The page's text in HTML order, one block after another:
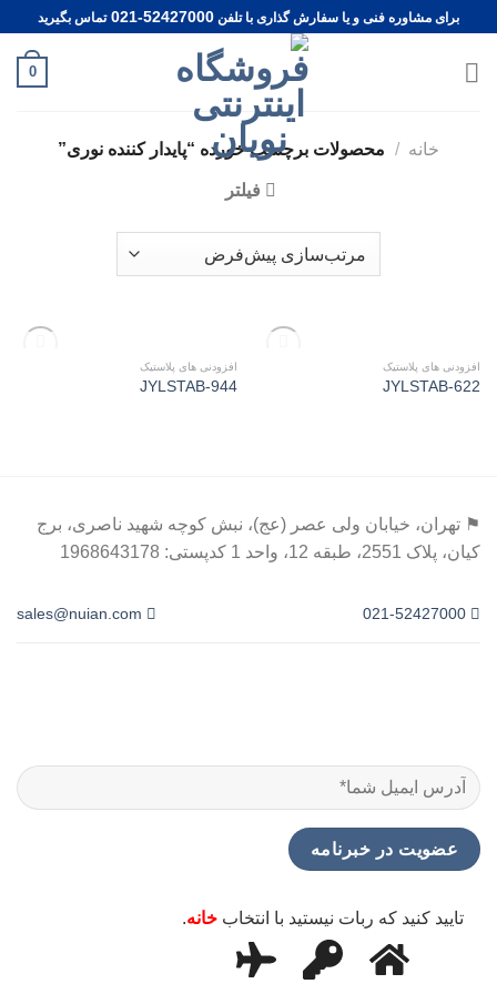
content
برای مشاوره فنی و یا سفارش گذاری با تلفن 021-52427000 تماس بگیرید
0
خانه / محصولات برچسب خورده “پایدار کننده نوری”
فیلتر
ناموجودافزودنی های پلاستیک
JYLSTAB-622
ناموجودافزودنی های پلاستیک
JYLSTAB-944
⚑ تهران، خیابان ولی عصر (عج)، نبش کوچه شهید ناصری، برج
کیان، پلاک 2551، طبقه 12، واحد 1 کدپستی: 1968643178
sales@nuian.com
تایید کنید که ربات نیستید با انتخاب خانه.